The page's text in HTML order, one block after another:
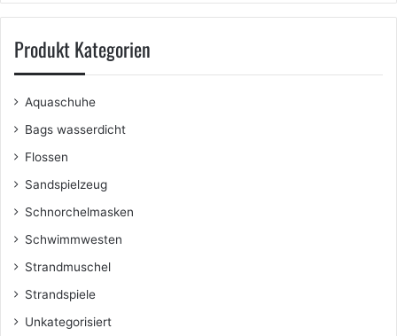
Produkt Kategorien
Aquaschuhe
Bags wasserdicht
Flossen
Sandspielzeug
Schnorchelmasken
Schwimmwesten
Strandmuschel
Strandspiele
Unkategorisiert